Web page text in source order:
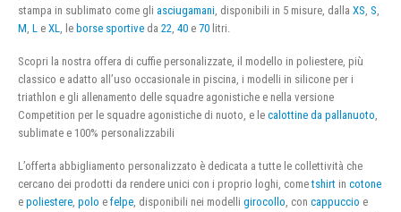
stampa in sublimato come gli asciugamani , disponibili in 5 misure, dalla XS S
M L e XL , le borse sportive da 22 40 e 70 litri.
Scopri la nostra offera di cuffie personalizzate, il modello in poliestere, più
classico e adatto all’uso occasionale in piscina, i modelli in silicone per i
triathlon e gli allenamento delle squadre agonistiche e nella versione
Competition per le squadre agonistiche di nuoto, e le calottine da pallanuoto,
sublimate e 100% personalizzabili
L’offerta abbigliamento personalizzato è dedicata a tutte le collettività che
cercano dei prodotti da rendere unici con i proprio loghi, cometshirt in cotone
e poliestere, polo e felpe, disponibili nei modelli girocollo, con cappuccio e